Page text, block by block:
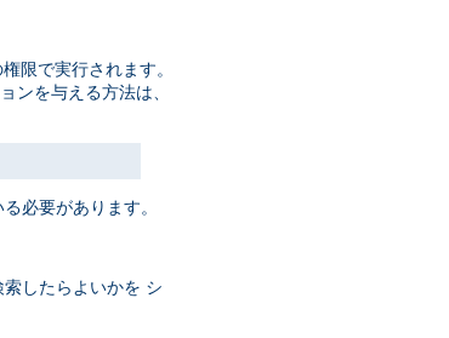
限で実行されます。
ンを与える方法は、
必要があります。
したらよいかを シ